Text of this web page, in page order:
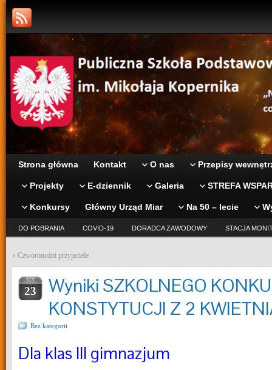
Strona główna Kontakt O nas Przepisy
Projekty E-dziennik Galeria STREFA
Konkursy Główny Urząd Miar Na 50 – lecie
DO POBRANIA COVID-19 DORADCA ZAWODOWY STACJA
« Czworonożni przyjaciele
STY
23
Wyniki SZKOLNEGO
KONSTYTUCJI Z 2
Bez kategorii
Dla klas III gimnazjum